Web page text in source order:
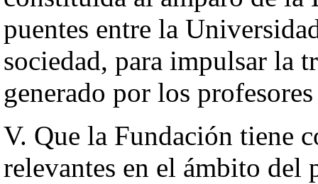
puentes entre la
sociedad, para impulsar la
generado por los
V. Que la Fundación tiene
relevantes en el ámbito del